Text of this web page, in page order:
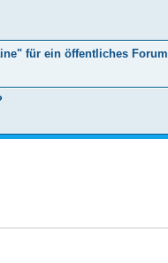
für ein öffentliches Forum